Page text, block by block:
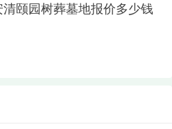
颐园公墓将是一个理想的
和周到的服务，为您提供
逝者送上一份深情厚谊。
清颐园树葬墓地报价多少钱